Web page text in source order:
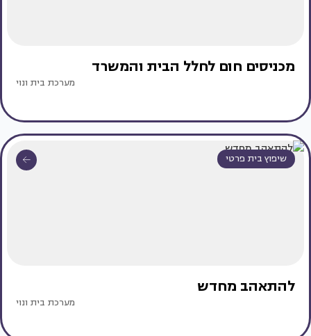
מכניסים חום לחלל הבית והמשרד
מערכת בית ונוי
שיפוץ בית פרטי
להתאהב מחדש
מערכת בית ונוי